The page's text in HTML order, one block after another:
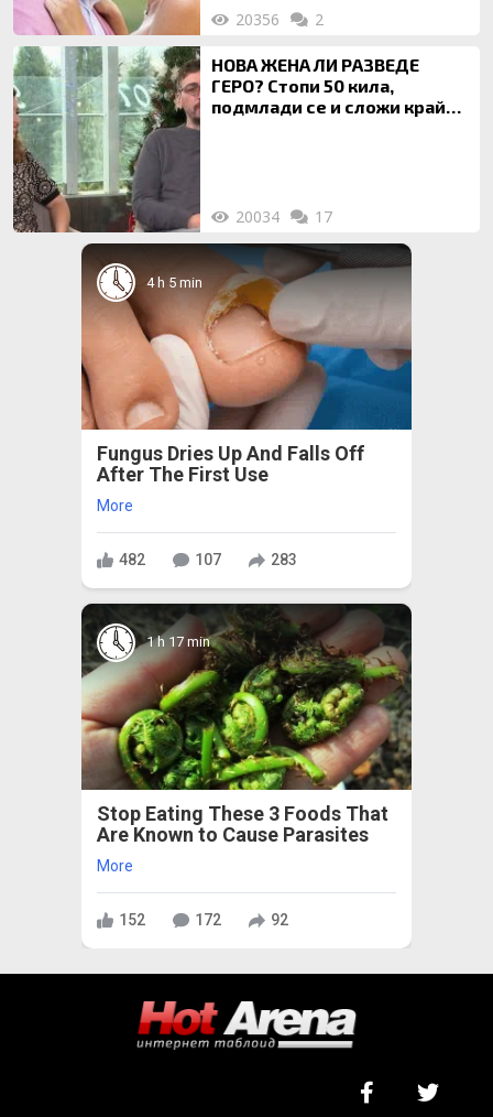
20356 2
НОВА ЖЕНА ЛИ РАЗВЕДЕ
ГЕРО? Стопи 50 кила,
подмлади се и сложи край
20034 17
4 h 5 min
Fungus Dries Up And Falls Off
After The First Use
More
482 107 283
1 h 17 min
Stop Eating These 3 Foods That
Are Known to Cause Parasites
More
152 172 92